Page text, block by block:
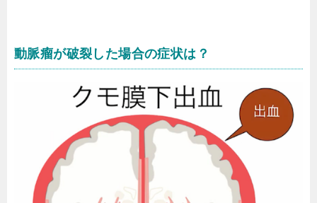
動脈瘤が破裂した場合の症状は？